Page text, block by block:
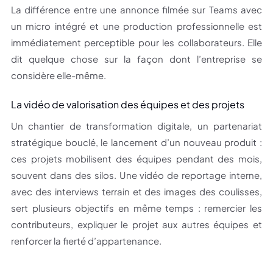
La différence entre une annonce filmée sur Teams avec
un micro intégré et une production professionnelle est
immédiatement perceptible pour les collaborateurs. Elle
dit quelque chose sur la façon dont l’entreprise se
considère elle-même.
La vidéo de valorisation des équipes et des projets
Un chantier de transformation digitale, un partenariat
stratégique bouclé, le lancement d’un nouveau produit :
ces projets mobilisent des équipes pendant des mois,
souvent dans des silos. Une vidéo de reportage interne,
avec des interviews terrain et des images des coulisses,
sert plusieurs objectifs en même temps : remercier les
contributeurs, expliquer le projet aux autres équipes et
renforcer la fierté d’appartenance.